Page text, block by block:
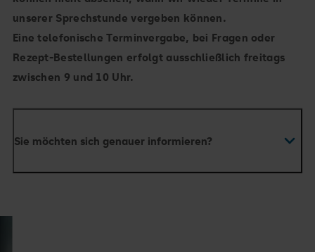
unserer Sprechstunde vergeben können.
Eine telefonische Terminvergabe, bei Fragen oder
Rezept-Bestellungen erfolgt ausschließlich freitags
zwischen 9 und 10 Uhr.
Sie möchten sich genauer informieren?